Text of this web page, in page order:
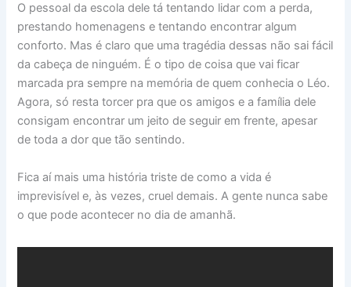
O pessoal da escola dele tá tentando lidar com a perda,
prestando homenagens e tentando encontrar algum
conforto. Mas é claro que uma tragédia dessas não sai fácil
da cabeça de ninguém. É o tipo de coisa que vai ficar
marcada pra sempre na memória de quem conhecia o Léo.
Agora, só resta torcer pra que os amigos e a família dele
consigam encontrar um jeito de seguir em frente, apesar
de toda a dor que tão sentindo.
Fica aí mais uma história triste de como a vida é
imprevisível e, às vezes, cruel demais. A gente nunca sabe
o que pode acontecer no dia de amanhã.